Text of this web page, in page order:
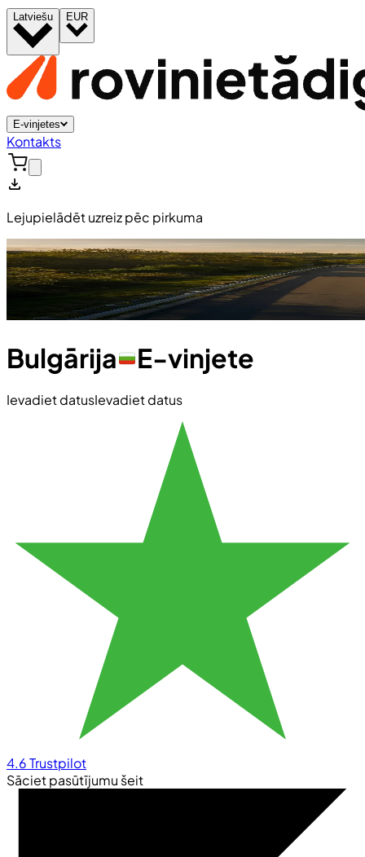
Latviešu EUR
E-vinjetes
Kontakts
Lejupielādēt uzreiz pēc pirkuma
Bulgārija E-vinjete
Ievadiet datusIevadiet datus
4.6Trustpilot
Sāciet pasūtījumu šeit